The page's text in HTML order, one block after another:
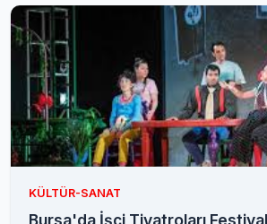
KÜLTÜR-SANAT
Bursa'da İşçi Tiyatroları